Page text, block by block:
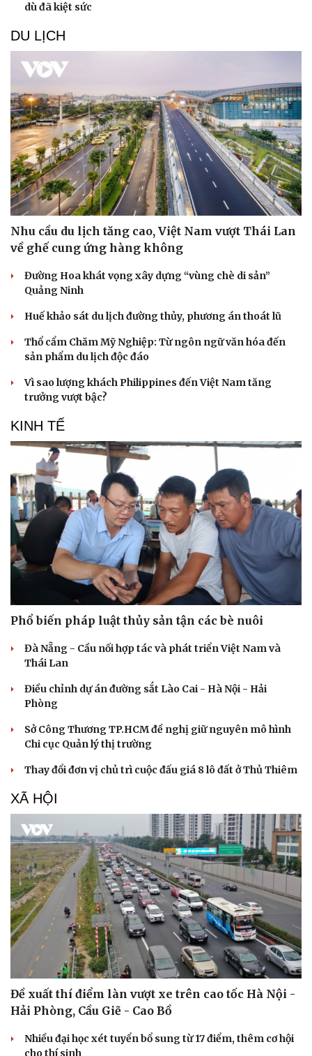
Văn hóa
Sân khấu - Điện ảnh
Văn học
Âm nhạc
Di sản
Nghệ sĩ
Thời trang
Sao Việt
dù đã kiệt sức
DU LỊCH
Nhu cầu du lịch tăng cao, Việt Nam vượt Thái Lan
về ghế cung ứng hàng không
Đường Hoa khát vọng xây dựng “vùng chè di sản”
Quảng Ninh
Huế khảo sát du lịch đường thủy, phương án thoát lũ
Thổ cẩm Chăm Mỹ Nghiệp: Từ ngôn ngữ văn hóa đến
sản phẩm du lịch độc đáo
Vì sao lượng khách Philippines đến Việt Nam tăng
trưởng vượt bậc?
KINH TẾ
Phổ biến pháp luật thủy sản tận các bè nuôi
Đà Nẵng - Cầu nối hợp tác và phát triển Việt Nam và
Thái Lan
Điều chỉnh dự án đường sắt Lào Cai - Hà Nội - Hải
Phòng
Sở Công Thương TP.HCM đề nghị giữ nguyên mô hình
Chi cục Quản lý thị trường
Thay đổi đơn vị chủ trì cuộc đấu giá 8 lô đất ở Thủ Thiêm
XÃ HỘI
Đề xuất thí điểm làn vượt xe trên cao tốc Hà Nội -
Hải Phòng, Cầu Giẽ - Cao Bồ
Nhiều đại học xét tuyển bổ sung từ 17 điểm, thêm cơ hội
cho thí sinh